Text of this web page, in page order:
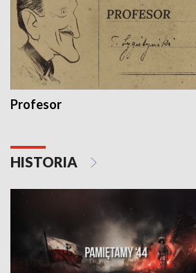
Profesor
HISTORIA